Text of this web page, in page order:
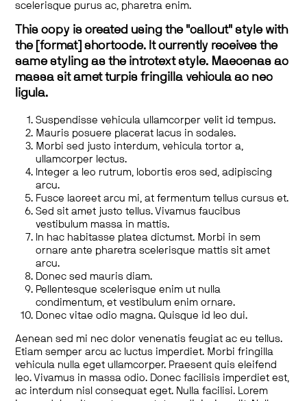
scelerisque purus ac, pharetra enim.
This copy is created using the "callout" style with
the [format] shortcode. It currently receives the
same styling as the introtext style. Maecenas ac
massa sit amet turpis fringilla vehicula ac nec
ligula.
Suspendisse vehicula ullamcorper velit id tempus.
Mauris posuere placerat lacus in sodales.
Morbi sed justo interdum, vehicula tortor a,
ullamcorper lectus.
Integer a leo rutrum, lobortis eros sed, adipiscing
arcu.
Fusce laoreet arcu mi, at fermentum tellus cursus et.
Sed sit amet justo tellus. Vivamus faucibus
vestibulum massa in mattis.
In hac habitasse platea dictumst. Morbi in sem
ornare ante pharetra scelerisque mattis sit amet
arcu.
Donec sed mauris diam.
Pellentesque scelerisque enim ut nulla
condimentum, et vestibulum enim ornare.
Donec vitae odio magna. Quisque id leo dui.
Aenean sed mi nec dolor venenatis feugiat ac eu tellus.
Etiam semper arcu ac luctus imperdiet. Morbi fringilla
vehicula nulla eget ullamcorper. Praesent quis eleifend
leo. Vivamus in massa odio. Donec facilisis imperdiet est,
ac interdum nisl consequat eget. Nulla facilisi. Lorem